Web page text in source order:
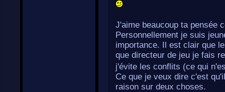
J'aime beaucoup ta pensée
Personnellement je suis
importance. Il est clair que
que directeur de jeu je fais
j'évite les conflits (ce qui
Ce que je veux dire c'est
raison sur deux choses.